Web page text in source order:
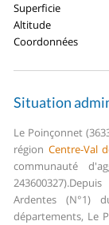
Superficie
Altitude
Coordonnées
Situation
Le Poinçonnet
région Centre-Val
communauté
243600327).
Ardentes (N°1)
départements, Le